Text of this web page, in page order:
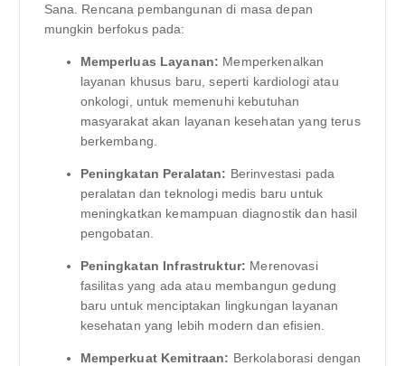
Sana. Rencana pembangunan di masa depan
mungkin berfokus pada:
Memperluas Layanan: Memperkenalkan
layanan khusus baru, seperti kardiologi atau
onkologi, untuk memenuhi kebutuhan
masyarakat akan layanan kesehatan yang terus
berkembang.
Peningkatan Peralatan: Berinvestasi pada
peralatan dan teknologi medis baru untuk
meningkatkan kemampuan diagnostik dan hasil
pengobatan.
Peningkatan Infrastruktur: Merenovasi
fasilitas yang ada atau membangun gedung
baru untuk menciptakan lingkungan layanan
kesehatan yang lebih modern dan efisien.
Memperkuat Kemitraan: Berkolaborasi dengan